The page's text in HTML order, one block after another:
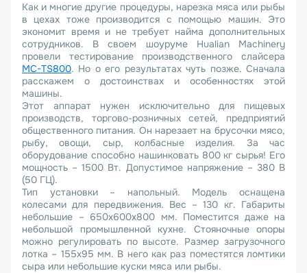
Как и многие другие процедуры, нарезка мяса или рыбы
в цехах тоже производится с помощью машин. Это
экономит время и не требует найма дополнительных
сотрудников. В своем шоуруме Hualian Machinery
провели тестирование производственного слайсера
MC-TS800. Но о его результатах чуть позже. Сначала
расскажем о достоинствах и особенностях этой
машины.
Этот аппарат нужен исключительно для пищевых
производств, торгово-розничных сетей, предприятий
общественного питания. Он нарезает на брусочки мясо,
рыбу, овощи, сыр, колбасные изделия. За час
оборудование способно нашинковать 800 кг сырья! Его
мощность – 1500 Вт. Допустимое напряжение – 380 В
(50 ГЦ).
Тип установки – напольный. Модель оснащена
колесами для передвижения. Вес – 130 кг. Габариты
небольшие – 650х600х800 мм. Поместится даже на
небольшой промышленной кухне. Стояночные опоры
можно регулировать по высоте. Размер загрузочного
лотка – 155х95 мм. В него как раз поместятся ломтики
сыра или небольшие куски мяса или рыбы.